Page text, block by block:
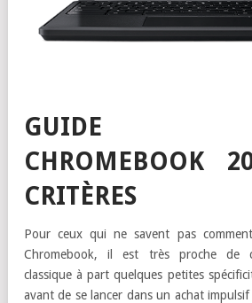
GUIDE
CHROMEBOOK
CRITÈRES
Pour ceux qui ne savent pas comment
Chromebook, il est très proche de
classique à part quelques petites
avant de se lancer dans un achat impulsif